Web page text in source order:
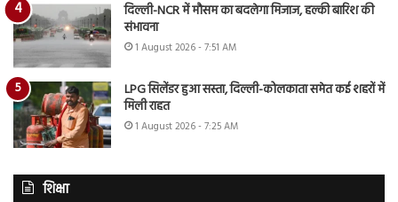
दिल्ली-NCR में मौसम का बदलेगा मिजाज, हल्की बारिश की
संभावना
1 August 2026 - 7:51 AM
LPG सिलेंडर हुआ सस्ता, दिल्ली-कोलकाता समेत कई शहरों में
मिली राहत
1 August 2026 - 7:25 AM
शिक्षा